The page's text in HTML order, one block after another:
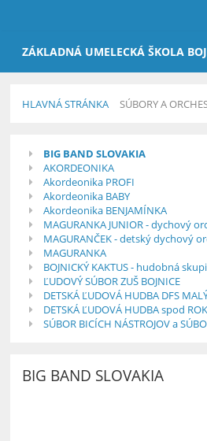
ZÁKLADNÁ UMELECKÁ ŠKOLA
HLAVNÁ STRÁNKA SÚBORY A
Súbory
orchestre
ZUŠ
Bojnice
BIG BAND SLOVAKIA
AKORDEONIKA
Akordeonika PROFI
Akordeonika BABY
Akordeonika BENJAMÍNKA
MAGURANKA JUNIOR - dychový
MAGURANČEK - detský dychový
MAGURANKA
BOJNICKÝ KAKTUS - hudobná
ĽUDOVÝ SÚBOR ZUŠ BOJNICE
DETSKÁ ĽUDOVÁ HUDBA DFS
DETSKÁ ĽUDOVÁ HUDBA spod
SÚBOR BICÍCH NÁSTROJOV a
BIG BAND SLOVAKIA